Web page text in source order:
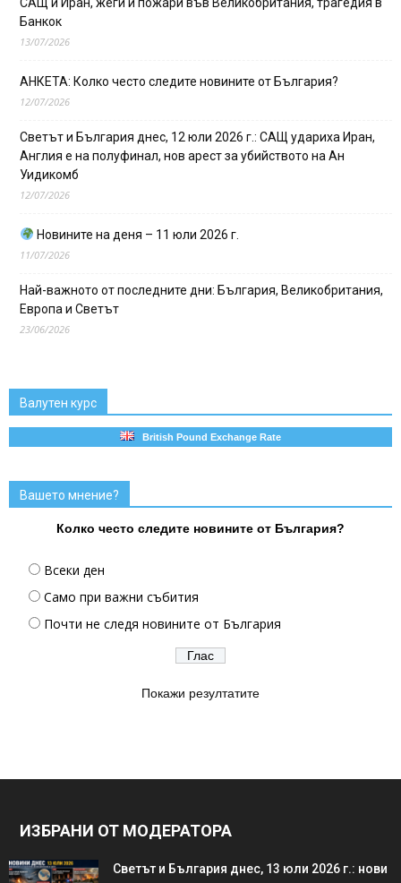
Банкок
13/07/2026
АНКЕТА: Колко често следите новините от България?
12/07/2026
Светът и България днес, 12 юли 2026 г.: САЩ удариха Иран,
Англия е на полуфинал, нов арест за убийството на Ан
Уидикомб
12/07/2026
Новините на деня – 11 юли 2026 г.
11/07/2026
Най-важното от последните дни: България, Великобритания,
Европа и Светът
23/06/2026
Валутен курс
British Pound Exchange Rate
Вашето мнение?
Колко често следите новините от България?
Всеки ден
Само при важни събития
Почти не следя новините от България
Покажи резултатите
ИЗБРАНИ ОТ МОДЕРАТОРА
Светът и България днес, 13 юли 2026 г.: нови